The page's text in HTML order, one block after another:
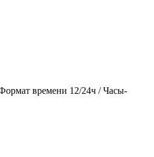
времени 12/24ч / Часы-